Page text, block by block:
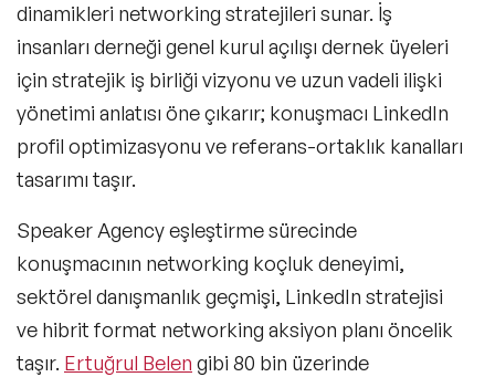
dinamikleri networking stratejileri sunar. İş
insanları derneği genel kurul açılışı dernek üyeleri
için stratejik iş birliği vizyonu ve uzun vadeli ilişki
yönetimi anlatısı öne çıkarır; konuşmacı LinkedIn
profil optimizasyonu ve referans-ortaklık kanalları
tasarımı taşır.
Speaker Agency eşleştirme sürecinde
konuşmacının networking koçluk deneyimi,
sektörel danışmanlık geçmişi, LinkedIn stratejisi
ve hibrit format networking aksiyon planı öncelik
taşır. Ertuğrul Belen gibi 80 bin üzerinde